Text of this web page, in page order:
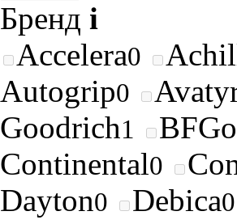
Бренд i
Accelera0
Autogrip0
Goodrich1
Continental0
Dayton0 Debica0